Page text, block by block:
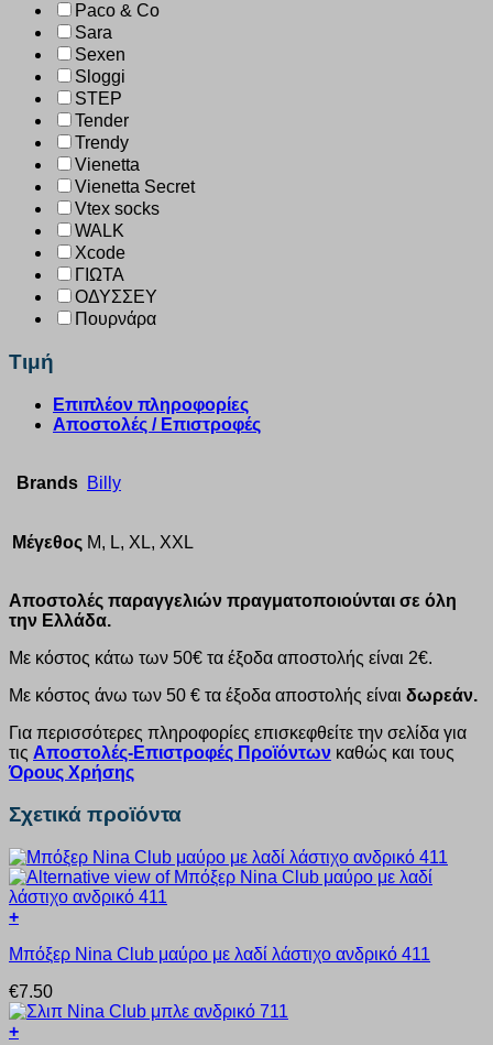
Paco & Co
Sara
Sexen
Sloggi
STEP
Tender
Trendy
Vienetta
Vienetta Secret
Vtex socks
WALK
Xcode
ΓΙΩΤΑ
ΟΔΥΣΣΕΥ
Πουρνάρα
Τιμή
Επιπλέον πληροφορίες
Αποστολές / Επιστροφές
Brands Billy
Μέγεθος M, L, XL, XXL
Αποστολές παραγγελιών πραγματοποιούνται σε όλη
την Ελλάδα.
Με κόστος κάτω των 50€ τα έξοδα αποστολής είναι 2€.
Με κόστος άνω των 50 € τα έξοδα αποστολής είναι δωρεάν.
Για περισσότερες πληροφορίες επισκεφθείτε την σελίδα για
τις Αποστολές-Επιστροφές Προϊόντων καθώς και τους
Όρους Χρήσης
Σχετικά προϊόντα
+
το
έχει
πολλαπλές
παραλλαγές.
Μπόξερ Nina Club μαύρο με λαδί λάστιχο ανδρικό 411
€7.50
+